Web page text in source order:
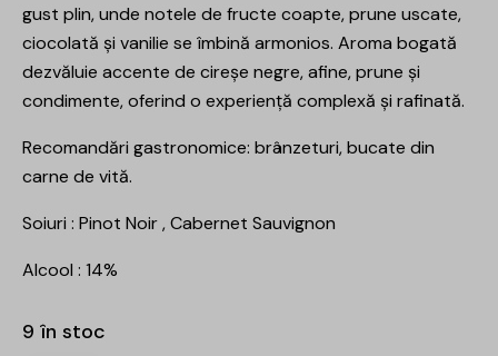
gust plin, unde notele de fructe coapte, prune uscate,
ciocolată și vanilie se îmbină armonios. Aroma bogată
dezvăluie accente de cireșe negre, afine, prune și
condimente, oferind o experiență complexă și rafinată.
Recomandări gastronomice: brânzeturi, bucate din
carne de vită.
Soiuri : Pinot Noir , Cabernet Sauvignon
Alcool : 14%
9 în stoc